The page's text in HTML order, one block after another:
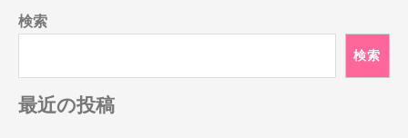
ビ
シ
ョ
検索
検索
最近の投稿